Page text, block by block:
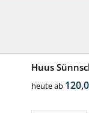
Huus
heute ab